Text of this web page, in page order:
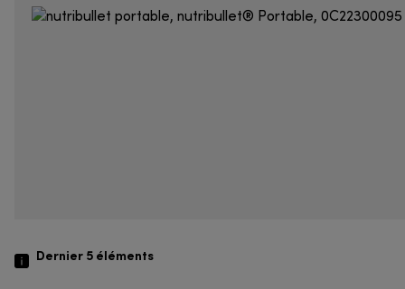
Dernier 5 éléments